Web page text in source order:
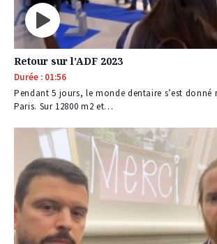
Retour sur l’ADF 2023
Durée : 01:56
Pendant 5 jours, le monde dentaire s’est donné
Paris. Sur 12800 m2 et…